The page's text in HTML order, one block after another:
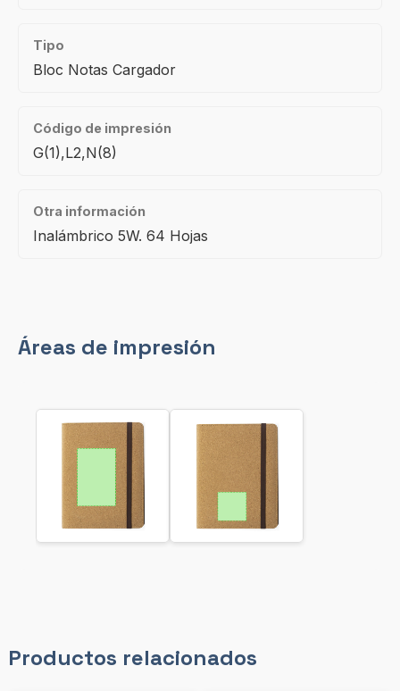
Tipo
Bloc Notas Cargador
Código de impresión
G(1),L2,N(8)
Otra información
Inalámbrico 5W. 64 Hojas
Áreas de impresión
Productos relacionados